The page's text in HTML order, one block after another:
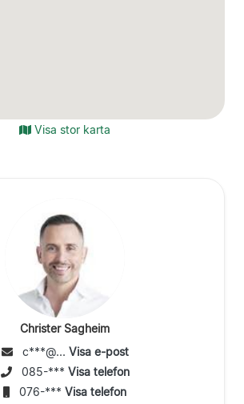
Visa stor karta
Christer Sagheim
c***@... Visa e-post
085-*** Visa telefon
076-*** Visa telefon